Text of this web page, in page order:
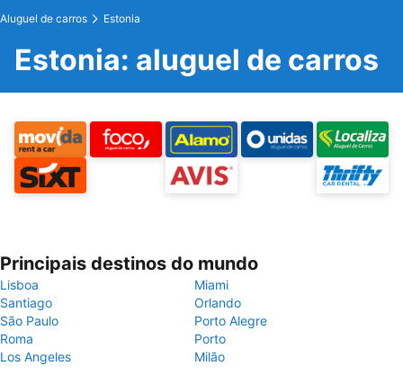
Aluguel de carros Estonia
Estonia: aluguel de carros
Principais destinos do mundo
Lisboa
Miami
Santiago
Orlando
São Paulo
Porto Alegre
Roma
Porto
Los Angeles
Milão